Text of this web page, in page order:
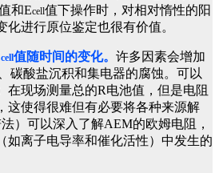
和Ecell值下操作时，对相对惰性的阳
进行原位鉴定也很有价值。
cell值随时间的变化。 许多因素会增加
碳酸盐沉积和集电器的腐蚀。可以
在现场测量总的R电池值，但是电阻
这使得很难但有必要将各种来源解
）可以深入了解AEM的欧姆电阻，
如离子电导率和催化活性）中发生的